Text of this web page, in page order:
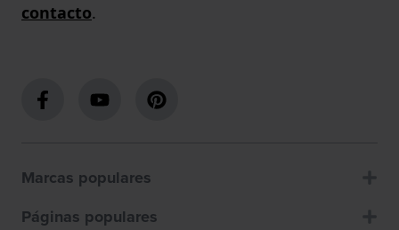
contacto.
Marcas populares
Páginas populares